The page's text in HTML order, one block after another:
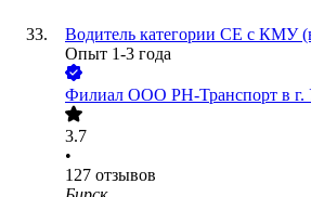
Водитель категории СЕ с КМУ
Опыт 1-3 года
Филиал ООО РН-Транспорт в г.
3.7
•
127 отзывов